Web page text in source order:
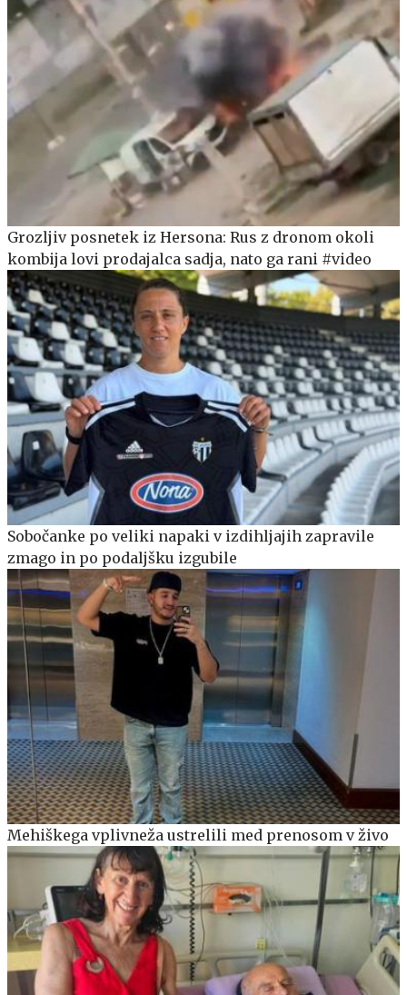
Grozljiv posnetek iz Hersona: Rus z dronom okoli
kombija lovi prodajalca sadja, nato ga rani #video
Sobočanke po veliki napaki v izdihljajih zapravile
zmago in po podaljšku izgubile
Mehiškega vplivneža ustrelili med prenosom v živo